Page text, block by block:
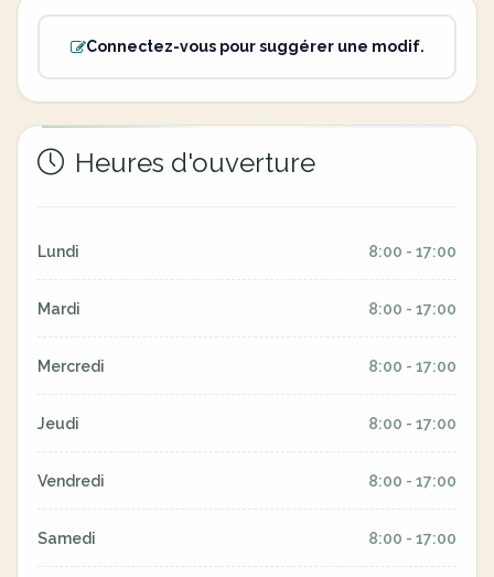
Connectez-vous pour suggérer une modif.
Heures d'ouverture
Lundi 8:00 - 17:00
Mardi 8:00 - 17:00
Mercredi 8:00 - 17:00
Jeudi 8:00 - 17:00
Vendredi 8:00 - 17:00
Samedi 8:00 - 17:00